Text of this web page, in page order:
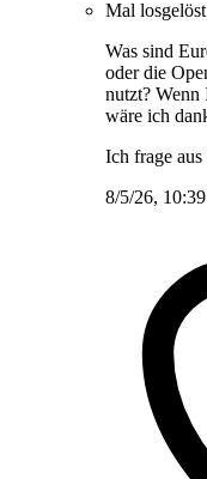
Mal
Was sind
oder die
nutzt? Wenn
wäre ich
Ich frage
8/5/26,